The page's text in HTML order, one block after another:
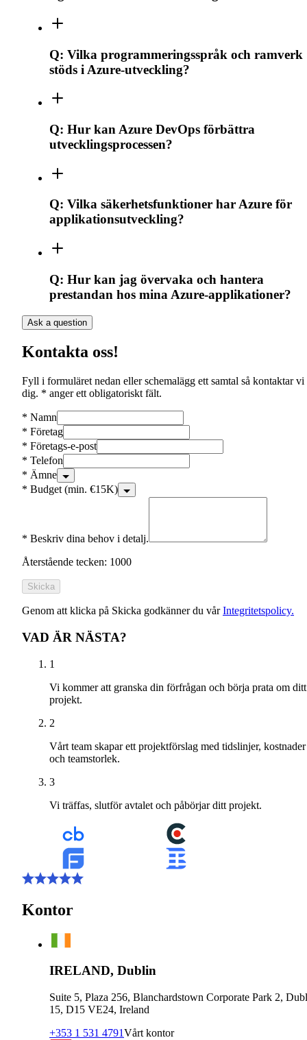
Q: Vilka programmeringsspråk och ramverk
stöds i Azure-utveckling?
Q: Hur kan Azure DevOps förbättra
utvecklingsprocessen?
Q: Vilka säkerhetsfunktioner har Azure för
applikationsutveckling?
Q: Hur kan jag övervaka och hantera
prestandan hos mina Azure-applikationer?
Ask a question
Kontakta oss!
Fyll i formuläret nedan eller schemalägg ett samtal så kontaktar vi
dig. * anger ett obligatoriskt fält.
* Namn
* Företag
* Företags-e-post
* Telefon
* Ämne
* Budget (min. €15K)
* Beskriv dina behov i detalj.
Återstående tecken: 1000
Skicka
Genom att klicka på Skicka godkänner du vårIntegritetspolicy.
VAD ÄR NÄSTA?
1
Vi kommer att granska din förfrågan och börja prata om ditt
projekt.
2
Vårt team skapar ett projektförslag med tidslinjer, kostnader
och teamstorlek.
3
Vi träffas, slutför avtalet och påbörjar ditt projekt.
Kontor
IRELAND, Dublin
Suite 5, Plaza 256, Blanchardstown Corporate Park 2,
15, D15 VE24, Ireland
+353 1 531 4791Vårt kontor